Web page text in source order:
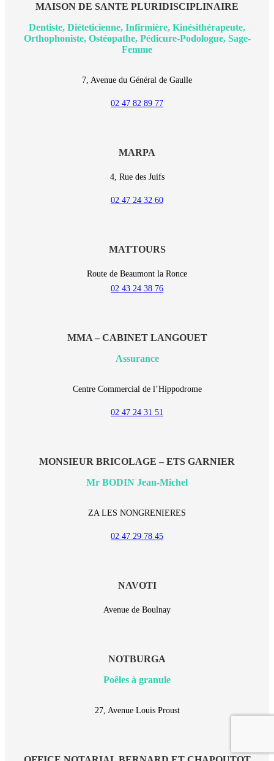
MAISON DE SANTE PLURIDISCIPLINAIRE
Dentiste, Diéteticienne, Infirmière, Kinésithérapeute,
Orthophoniste, Ostéopathe, Pédicure-Podologue, Sage-
Femme
7, Avenue du Général de Gaulle
02 47 82 89 77
MARPA
4, Rue des Juifs
02 47 24 32 60
MATTOURS
Route de Beaumont la Ronce
02 43 24 38 76
MMA – CABINET LANGOUET
Assurance
Centre Commercial de l’Hippodrome
02 47 24 31 51
MONSIEUR BRICOLAGE – ETS GARNIER
Mr BODIN Jean-Michel
ZA LES NONGRENIERES
02 47 29 78 45
NAVOTI
Avenue de Boulnay
NOTBURGA
Poêles à granule
27, Avenue Louis Proust